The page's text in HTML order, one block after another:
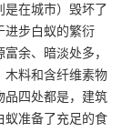
是在城市）毁坏了
进步白蚁的繁衍
余、暗淡处多，
木料和含纤维素物
品四处都是，建筑
蚁准备了充足的食